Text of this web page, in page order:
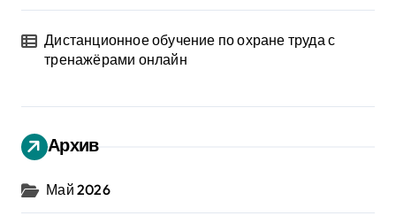
Дистанционное обучение по охране труда с
тренажёрами онлайн
Архив
Май 2026